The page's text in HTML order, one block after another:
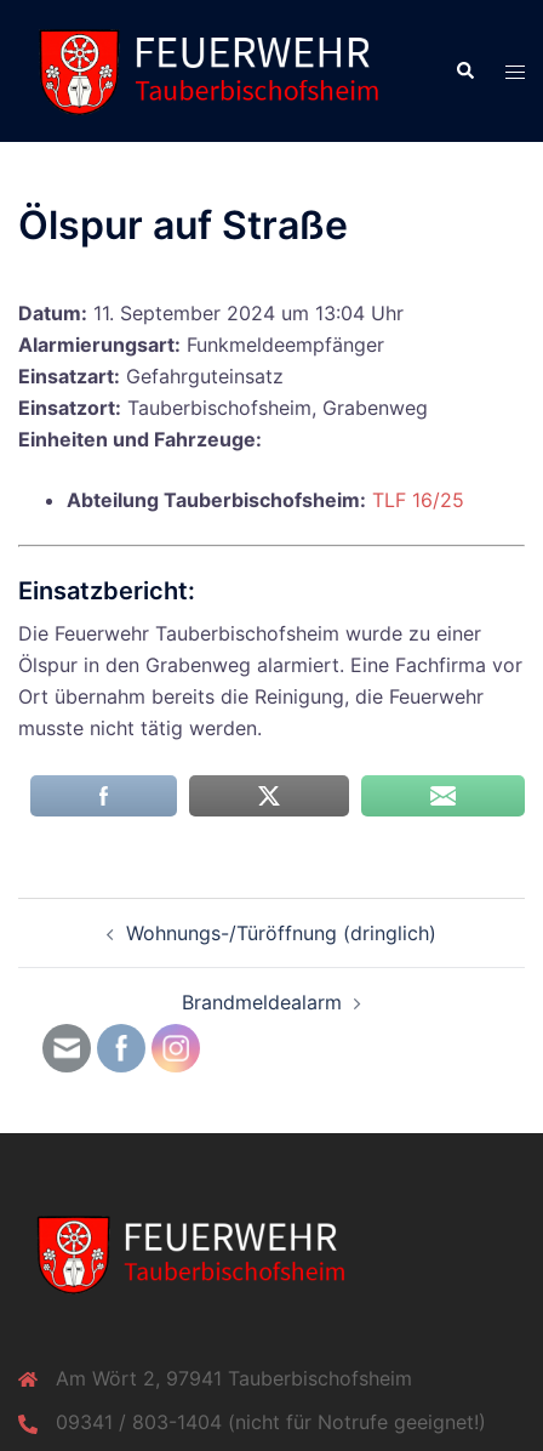
Inhalt
springen
Suche
Ölspur auf Straße
Datum: 11. September 2024 um 13:04 Uhr
Alarmierungsart: Funkmeldeempfänger
Einsatzart: Gefahrguteinsatz
Einsatzort: Tauberbischofsheim, Grabenweg
Einheiten und Fahrzeuge:
Abteilung Tauberbischofsheim: TLF 16/25
Einsatzbericht:
Die Feuerwehr Tauberbischofsheim wurde zu einer
Ölspur in den Grabenweg alarmiert. Eine Fachfirma vor
Ort übernahm bereits die Reinigung, die Feuerwehr
musste nicht tätig werden.
Wohnungs-/Türöffnung (dringlich)
Brandmeldealarm
Am Wört 2, 97941 Tauberbischofsheim
09341 / 803-1404 (nicht für Notrufe geeignet!)